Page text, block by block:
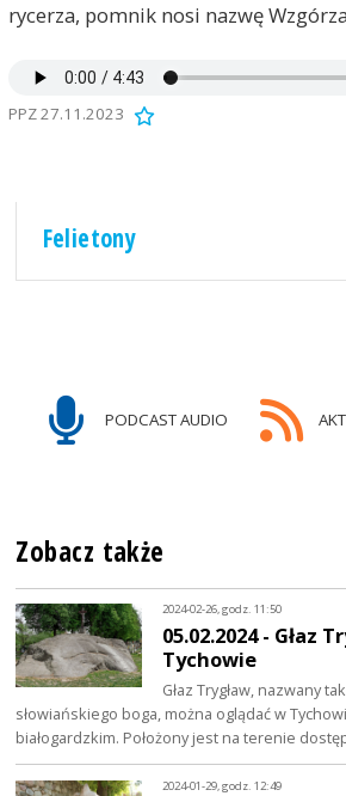
rycerza, pomnik nosi nazwę
PPZ 27.11.2023
Felietony
PODCAST AUDIO
Zobacz także
2024-02-26, godz. 11:50
05.02.2024 - Głaz
Tychowie
Głaz Trygław, nazwany
słowiańskiego boga, można oglądać w
białogardzkim. Położony jest na terenie
2024-01-29, godz. 12:49